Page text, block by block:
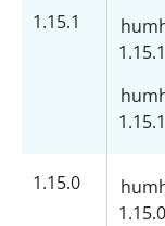
1.15.1
1.15.0